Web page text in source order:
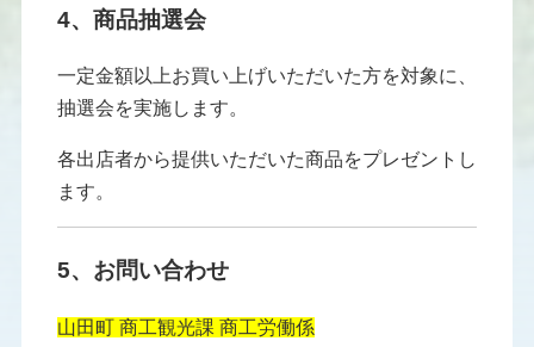
4、商品抽選会
一定金額以上お買い上げいただいた方を対象に、
抽選会を実施します。
各出店者から提供いただいた商品をプレゼントし
ます。
5、お問い合わせ
山田町 商工観光課 商工労働係